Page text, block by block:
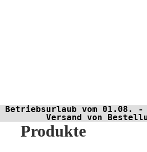
Betriebsurlaub vom 01.08.
Versand von
Produkte